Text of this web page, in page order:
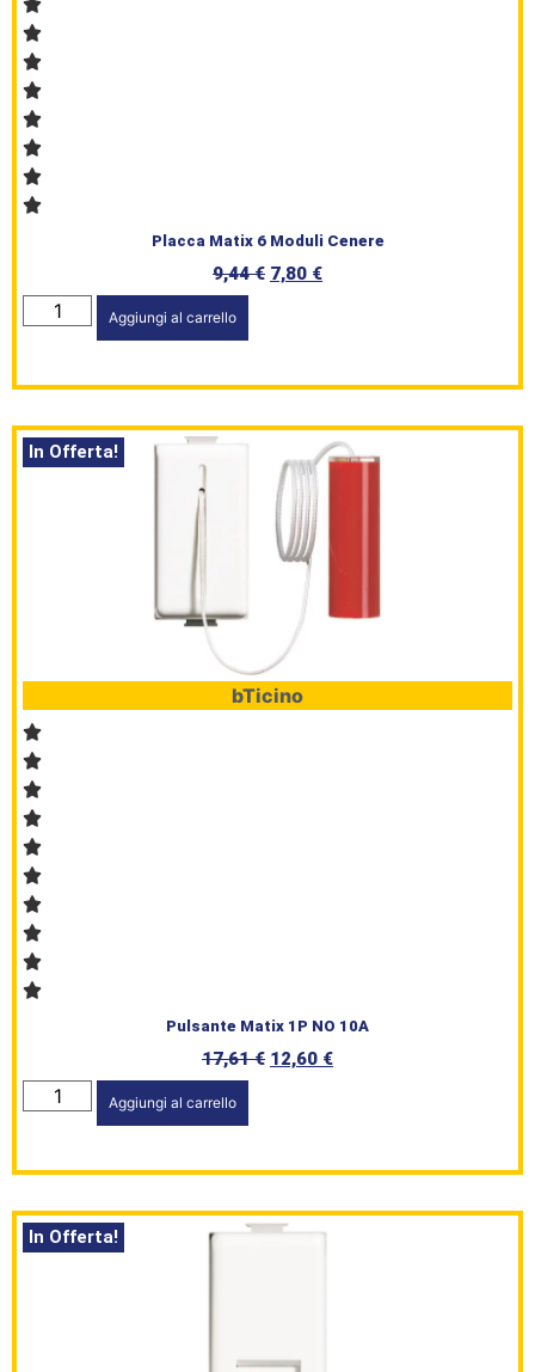
Brand
Placca Matix 6 Moduli Cenere
9,44€ 7,80 €
Aggiungi al carrello
In Offerta!
bTicino
Pulsante Matix 1P NO 10A
17,61€ 12,60 €
Aggiungi al carrello
In Offerta!